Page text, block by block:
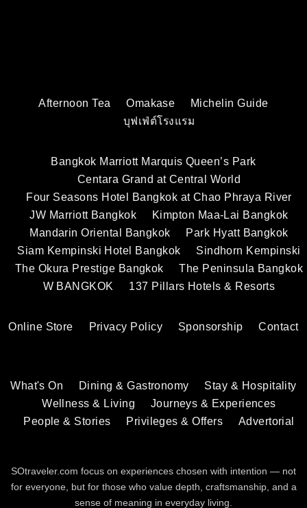
Afternoon Tea Omakase
Michelin Guide
บุฟเฟ่ต์โรงแรม
Bangkok Marriott Marquis Queen’s Park
Centara Grand at Central World
Four Seasons Hotel Bangkok at Chao Phraya River
JW Marriott Bangkok
Kimpton Maa-Lai Bangkok
Mandarin Oriental Bangkok
Park Hyatt Bangkok
Siam Kempinski Hotel Bangkok
Sindhorn Kempinski
The Okura Prestige Bangkok
The Peninsula Bangkok
W BANGKOK
137 Pillars Hotels & Resorts
Online Store Privacy Policy Sponsorship Contact
What's On Dining & Gastronomy
Stay & Hospitality
Wellness & Living
Journeys & Experiences
People & Stories
Privileges & Offers Advertorial
SOtraveler.com focus on experiences chosen with intention — not
for everyone, but for those who value depth, craftsmanship, and a
sense of meaning in everyday living.